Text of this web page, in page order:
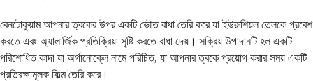
বেনটোকুয়াম আপনার ত্বকের উপর একটি ভৌত বাধা তৈরি করে যা ইউরুশিয়ল তেলকে প্রবেশ
করতে এবং অ্যালার্জিক প্রতিক্রিয়া সৃষ্টি করতে বাধা দেয়। সক্রিয় উপাদানটি হল একটি
পরিশোধিত কাদা যা অর্গানোক্লে নামে পরিচিত, যা আপনার ত্বকে প্রয়োগ করার সময় একটি
প্রতিরক্ষামূলক ফিল্ম তৈরি করে।